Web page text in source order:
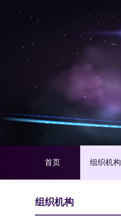
首页 组织机构
组织机构